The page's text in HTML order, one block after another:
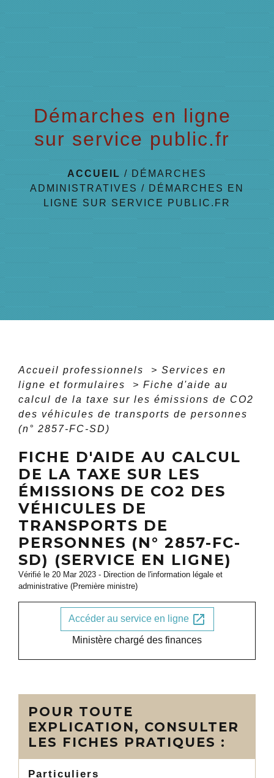
Démarches en ligne
sur service public.fr
ACCUEIL / DÉMARCHES
ADMINISTRATIVES / DÉMARCHES EN
LIGNE SUR SERVICE PUBLIC.FR
Accueil professionnels > Services en
ligne et formulaires
> Fiche d'aide au
calcul de la taxe sur les émissions de CO2
des véhicules de transports de personnes
(n° 2857-FC-SD)
FICHE D'AIDE AU CALCUL
DE LA TAXE SUR LES
ÉMISSIONS DE CO2 DES
VÉHICULES DE
TRANSPORTS DE
PERSONNES (N° 2857-FC-
SD) (SERVICE EN LIGNE)
Vérifié le 20 Mar 2023 - Direction de l'information légale et
administrative (Première ministre)
Accéder au service en ligne open_in_new
Ministère chargé des finances
POUR TOUTE
EXPLICATION, CONSULTER
LES FICHES PRATIQUES :
Particuliers